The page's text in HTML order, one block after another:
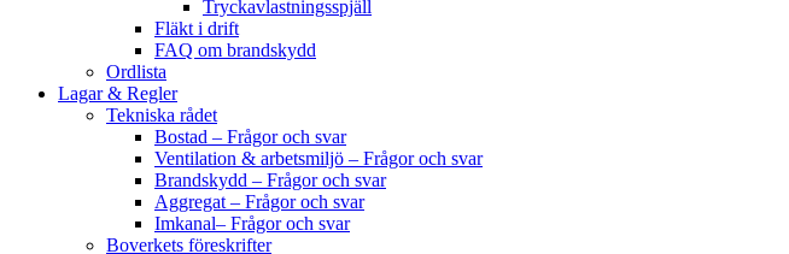
Tryckavlastningsspjäll
Fläkt i drift
FAQ om brandskydd
Ordlista
Lagar & Regler
Tekniska rådet
Bostad – Frågor och svar
Ventilation & arbetsmiljö – Frågor och svar
Brandskydd – Frågor och svar
Aggregat – Frågor och svar
Imkanal– Frågor och svar
Boverkets föreskrifter